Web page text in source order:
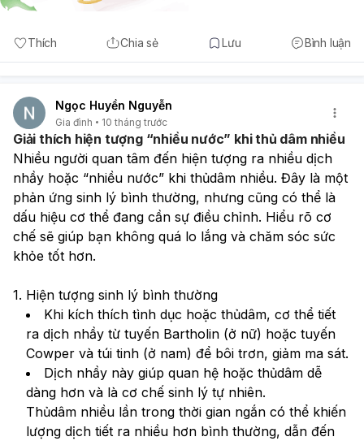
Thích Chia sẻ Lưu Bình luận
Ngọc Huyền Nguyễn
Gia đình 10 tháng trước
Giải thích hiện tượng “nhiều nước” khi thủ dâm nhiều
Nhiều người quan tâm đến hiện tượng ra nhiều dịch
nhầy hoặc “nhiều nước” khi thủdâm nhiều. Đây là một
phản ứng sinh lý bình thường, nhưng cũng có thể là
dấu hiệu cơ thể đang cần sự điều chỉnh. Hiểu rõ cơ
chế sẽ giúp bạn không quá lo lắng và chăm sóc sức
khỏe tốt hơn.
1. Hiện tượng sinh lý bình thường
Khi kích thích tình dục hoặc thủdâm, cơ thể tiết
ra dịch nhầy từ tuyến Bartholin (ở nữ) hoặc tuyến
Cowper và túi tinh (ở nam) để bôi trơn, giảm ma sát.
Dịch nhầy này giúp quan hệ hoặc thủdâm dễ
dàng hơn và là cơ chế sinh lý tự nhiên.
Thủdâm nhiều lần trong thời gian ngắn có thể khiến
lượng dịch tiết ra nhiều hơn bình thường, dẫn đến